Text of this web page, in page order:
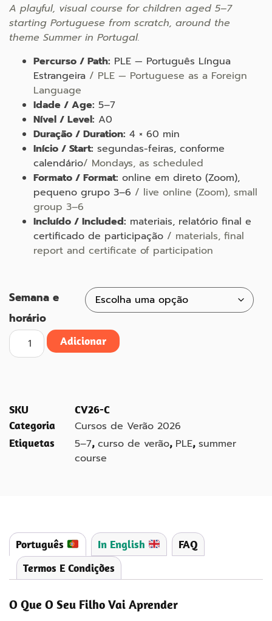
A playful, visual course for children aged 5–7
starting Portuguese from scratch, around the
theme Summer in Portugal.
Percurso / Path: PLE — Português Língua
Estrangeira / PLE — Portuguese as a Foreign
Language
Idade / Age: 5–7
Nível / Level: A0
Duração / Duration: 4 × 60 min
Início / Start: segundas-feiras, conforme
calendário/ Mondays, as scheduled
Formato / Format: online em direto (Zoom),
pequeno grupo 3–6 / live online (Zoom), small
group 3–6
Incluído / Included: materiais, relatório final e
certificado de participação / materials, final
report and certificate of participation
Semana e
horário
Adicionar
SKU
CV26-C
Categoria
Cursos de Verão 2026
Etiquetas 5–7, curso de verão, PLE, summer
course
Português In English
FAQ
Termos E Condições
O Que O Seu Filho Vai Aprender